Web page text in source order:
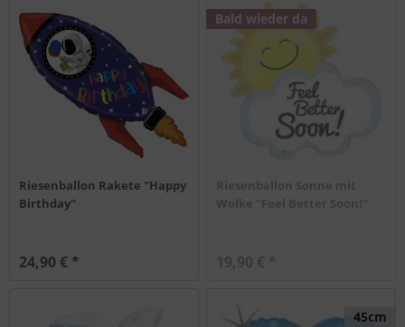
Riesenballon Rakete "Happy
Birthday"
24,90 € *
Bald wieder da
Riesenballon Sonne mit
Wolke ''Feel Better Soon!''
19,90 € *
45cm